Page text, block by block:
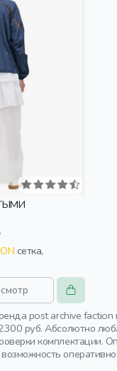
post archive
руб. Абсолютно
комплектации.